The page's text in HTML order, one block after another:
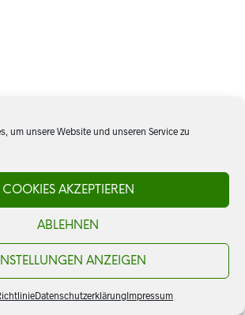
um unsere Website und unseren Service zu
COOKIES AKZEPTIEREN
ABLEHNEN
ANZEIGEN
DatenschutzerklärungImpressum